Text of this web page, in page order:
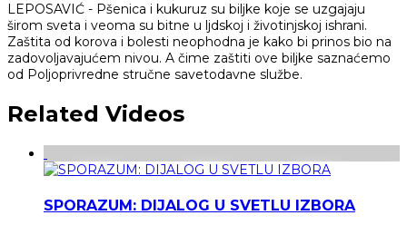
LEPOSAVIĆ - Pšenica i kukuruz su biljke koje se uzgajaju
širom sveta i veoma su bitne u ljdskoj i životinjskoj ishrani.
Zaštita od korova i bolesti neophodna je kako bi prinos bio na
zadovoljavajućem nivou. A čime zaštiti ove biljke saznaćemo
od Poljoprivredne stručne savetodavne službe.
Related Videos
SPORAZUM: DIJALOG U SVETLU IZBORA